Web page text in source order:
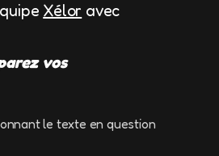
Xélor avec
vos
le texte en question